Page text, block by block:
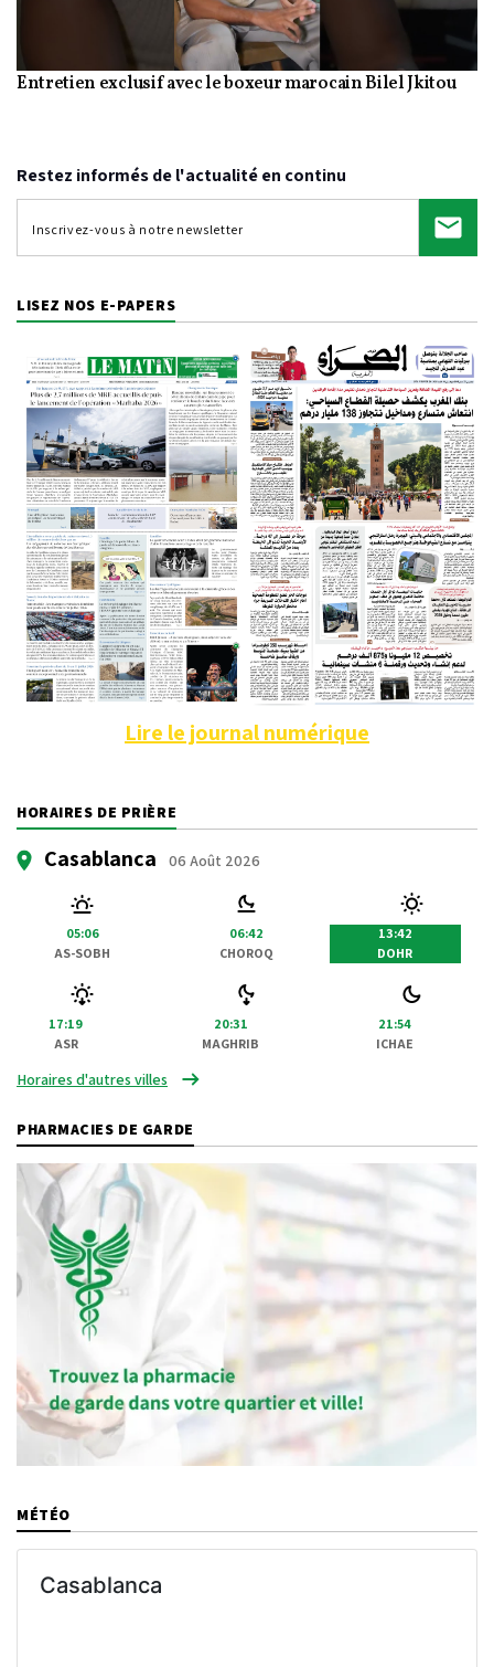
Video
Entretien exclusif avec le boxeur marocain Bilel Jkitou
Restez informés de l'actualité en continu
LISEZ NOS E-PAPERS
Lire le journal numérique
HORAIRES DE PRIÈRE
Casablanca 06 Août 2026
05:06
AS-SOBH
06:42
CHOROQ
13:42
DOHR
17:19
ASR
20:31
MAGHRIB
21:54
ICHAE
Horaires d'autres villes
PHARMACIES DE GARDE
MÉTÉO
Casablanca